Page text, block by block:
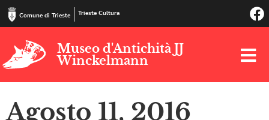
Comune di Trieste Trieste Cultura
Museo d'Antichità JJ
Winckelmann
Agosto 11, 2016